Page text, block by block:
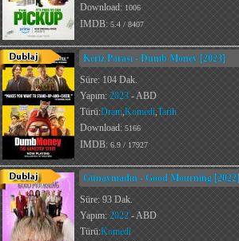
Download: 1006
IMDB: 5.4 / 8407
Keriz Parası - Dumb Money [2023]
Süre: 104 Dak.
Yapım: 2023 - ABD
Türü:Dram,Komedi,Tarih
Download: 5166
IMDB: 6.9 / 17927
Günaymadın - Good Mourning [2022]
Süre: 93 Dak.
Yapım: 2022 - ABD
Türü:Komedi